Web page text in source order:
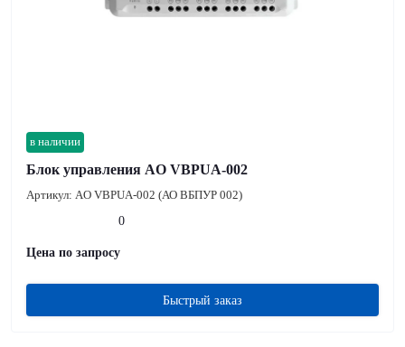
в наличии
Блок управления AO VBPUA-002
Артикул: AO VBPUA-002 (АО ВБПУР 002)
0
Цена по запросу
Быстрый заказ